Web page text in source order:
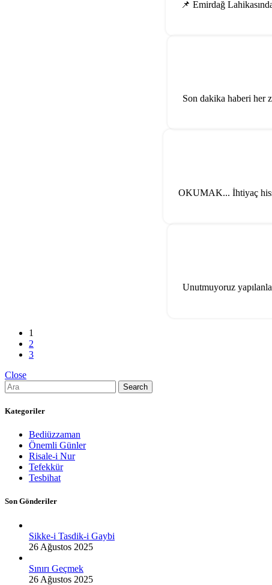
📌 Emirdağ
Son dakika haberi her
OKUMAK... İhtiyaç
Unutmuyoruz
1
2
3
Close
Search
Kategoriler
Bediüzzaman
Önemli Günler
Risale-i Nur
Tefekkür
Tesbihat
Son Gönderiler
Sikke-i Tasdik-i Gaybi
26 Ağustos 2025
Sınırı Geçmek
26 Ağustos 2025